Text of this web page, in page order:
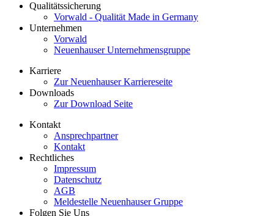
Qualitätssicherung
Vorwald - Qualität Made in Germany
Unternehmen
Vorwald
Neuenhauser Unternehmensgruppe
Karriere
Zur Neuenhauser Karriereseite
Downloads
Zur Download Seite
Kontakt
Ansprechpartner
Kontakt
Rechtliches
Impressum
Datenschutz
AGB
Meldestelle Neuenhauser Gruppe
Folgen Sie Uns